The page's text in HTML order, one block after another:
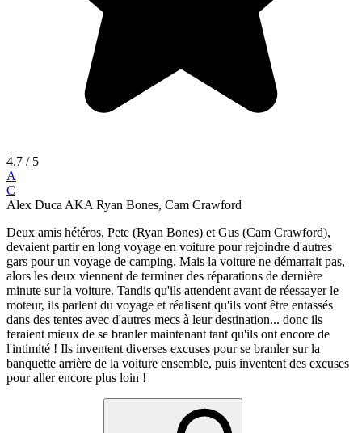
4.7 / 5
A
C
Alex Duca AKA Ryan Bones, Cam Crawford
Deux amis hétéros, Pete (Ryan Bones) et Gus (Cam Crawford),
devaient partir en long voyage en voiture pour rejoindre d'autres
gars pour un voyage de camping. Mais la voiture ne démarrait pas,
alors les deux viennent de terminer des réparations de dernière
minute sur la voiture. Tandis qu'ils attendent avant de réessayer le
moteur, ils parlent du voyage et réalisent qu'ils vont être entassés
dans des tentes avec d'autres mecs à leur destination... donc ils
feraient mieux de se branler maintenant tant qu'ils ont encore de
l'intimité ! Ils inventent diverses excuses pour se branler sur la
banquette arrière de la voiture ensemble, puis inventent des excuses
pour aller encore plus loin !